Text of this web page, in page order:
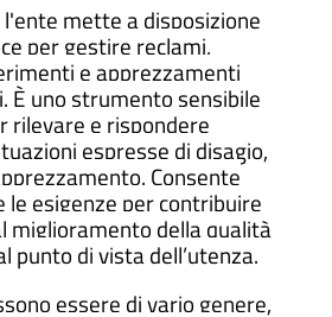
mette a disposizione
per gestire reclami,
e apprezzamenti
È uno strumento sensibile
rilevare e rispondere
espresse di disagio,
Consente
le esigenze per contribuire
miglioramento della qualità
punto di vista dell’utenza.
essere di vario genere,